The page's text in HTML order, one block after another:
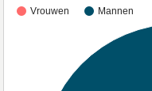
Vrouwen Mannen